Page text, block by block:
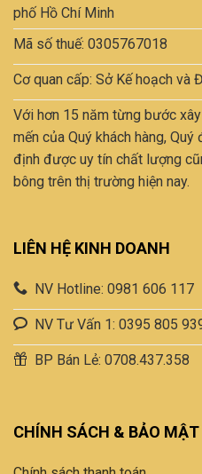
phố Hồ Chí Minh
Mã số thuế: 0305767018
Cơ quan cấp: Sở Kế hoạch và
Với hơn 15 năm từng bước
mến của Quý khách hàng,
định được uy tín chất lượng
bông trên thị trường hiện nay.
LIÊN HỆ KINH DOANH
NV Hotline: 0981 606 117
NV Tư Vấn 1: 0395 805
BP Bán Lẻ: 0708.437.358
CHÍNH SÁCH & BẢO MẬT